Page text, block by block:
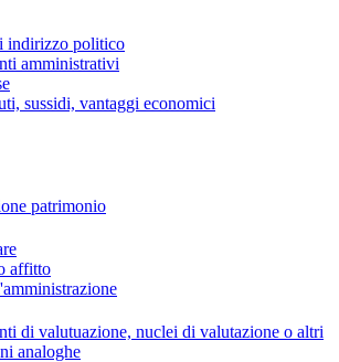
indirizzo politico
amministrativi
sussidi, vantaggi economici
patrimonio
affitto
di valutuazione, nuclei di valutazione o altri
analoghe